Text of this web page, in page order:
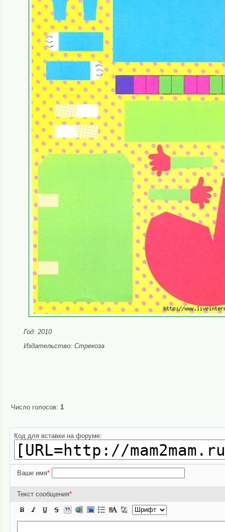
Год: 2010
Издательство: Стрекоза
Число голосов: 1
Код для вставки на форуме:
Текст сообщения*